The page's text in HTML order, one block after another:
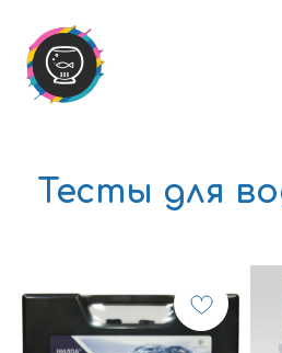
Тесты для